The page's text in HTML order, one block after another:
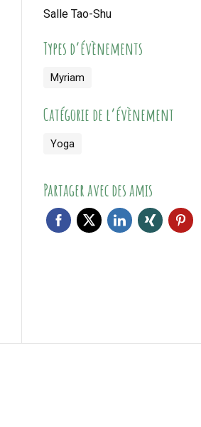
Salle Tao-Shu
Types d’évènements
Myriam
Catégorie de l’évènement
Yoga
Partager avec des amis